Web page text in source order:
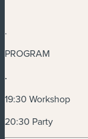
.
PROGRAM
.
19:30 Workshop
20:30 Party